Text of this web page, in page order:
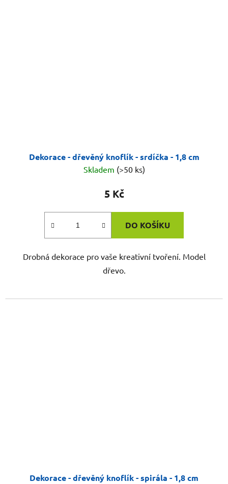
Dekorace - dřevěný knoflík - srdíčka - 1,8 cm
Skladem (>50 ks)
5 Kč
DO KOŠÍKU
Drobná dekorace pro vaše kreativní tvoření. Model
dřevo.
Dekorace - dřevěný knoflík - spirála - 1,8 cm